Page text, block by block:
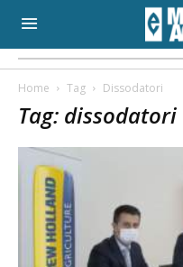
Home Tag Dissodatori
Tag: dissodatori